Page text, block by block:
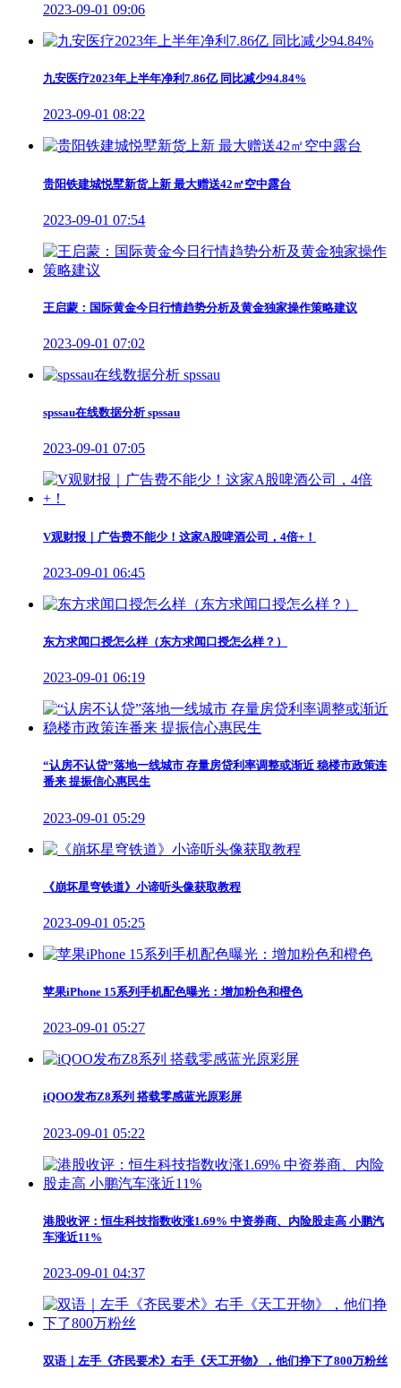
2023-09-01 09:06
九安医疗2023年上半年净利7.86亿 同比减少94.84%
2023-09-01 08:22
贵阳铁建城悦墅新货上新 最大赠送42㎡空中露台
2023-09-01 07:54
王启蒙：国际黄金今日行情趋势分析及黄金独家操作策略建议
2023-09-01 07:02
spssau在线数据分析 spssau
2023-09-01 07:05
V观财报｜广告费不能少！这家A股啤酒公司，4倍+！
2023-09-01 06:45
东方求闻口授怎么样（东方求闻口授怎么样？）
2023-09-01 06:19
“认房不认贷”落地一线城市 存量房贷利率调整或渐近 稳楼市政策连
番来 提振信心惠民生
2023-09-01 05:29
《崩坏星穹铁道》小谛听头像获取教程
2023-09-01 05:25
苹果iPhone 15系列手机配色曝光：增加粉色和橙色
2023-09-01 05:27
iQOO发布Z8系列 搭载零感蓝光原彩屏
2023-09-01 05:22
港股收评：恒生科技指数收涨1.69% 中资券商、内险股走高 小鹏汽
车涨近11%
2023-09-01 04:37
双语｜左手《齐民要术》右手《天工开物》，他们挣下了800万粉丝